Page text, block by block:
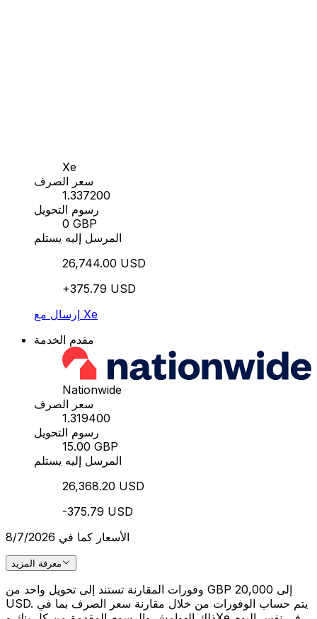
Xe
سعر الصرف
1.337200
رسوم التحويل
0 GBP
المرسل إليه يستلم
26,744.00 USD
+375.79 USD
إرسال مع Xe
مقدم الخدمة
Nationwide
سعر الصرف
1.319400
رسوم التحويل
15.00 GBP
المرسل إليه يستلم
26,368.20 USD
-375.79 USD
الأسعار كما في 8/7/2026
معرفة المزيد
وفورات المقارنة تستند إلى تحويل واحد من GBP 20,000 إلى
USD. يتم حساب الوفورات من خلال مقارنة سعر الصرف بما في